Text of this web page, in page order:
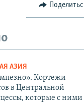
АЗИЯ
Кортежи
в Центральной
которые с ними